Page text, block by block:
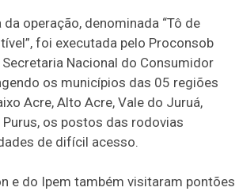
operação, denominada “Tô de
foi executada pelo Proconsob
Nacional do Consumidor
os municípios das 05 regiões
Acre, Alto Acre, Vale do Juruá,
Purus, os postos das rodovias
de difícil acesso.